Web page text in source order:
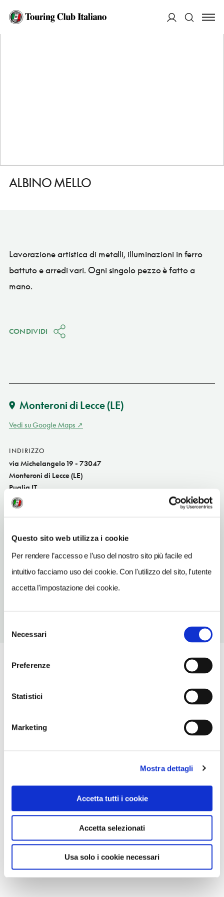
Questo sito web utilizza i cookie
Per rendere l’accesso e l’uso del nostro sito più facile ed
intuitivo facciamo uso dei cookie. Con l'utilizzo del sito, l'utente
accetta l'impostazione dei cookie.
delNecessari
Preferenze
Statistici
Marketing
Mostra dettagli
Accetta tutti i cookie
Accetta selezionati
Usa solo i cookie necessari
HOME
ALBINO MELLO
Lavorazione artistica di metalli, illuminazioni in ferro
battuto e arredi vari. Ogni singolo pezzo è fatto a
mano.
CONDIVIDI
Monteroni di Lecce(LE)
Vedi su Google Maps
INDIRIZZO
via Michelangelo 19 - 73047
Monteroni di Lecce (LE)
Puglia IT
SITO WEB
INDIRIZZO EMAIL
albino.mello@virgilio.it
TELEFONO
0832321053-3386232424